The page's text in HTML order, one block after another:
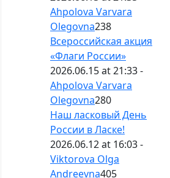
Ahpolova Varvara
Olegovna238
Всероссийская акция
«Флаги России»
2026.06.15 at 21:33 -
Ahpolova Varvara
Olegovna280
Наш ласковый День
России в Ласке!
2026.06.12 at 16:03 -
Viktorova Olga
Andreevna405